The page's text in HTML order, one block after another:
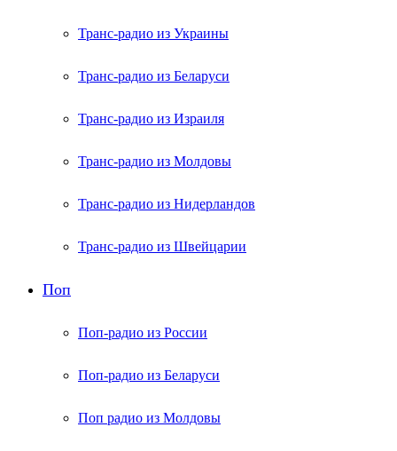
Транс-радио из Украины
Транс-радио из Беларуси
Транс-радио из Израиля
Транс-радио из Молдовы
Транс-радио из Нидерландов
Транс-радио из Швейцарии
Поп
Поп-радио из России
Поп-радио из Беларуси
Поп радио из Молдовы